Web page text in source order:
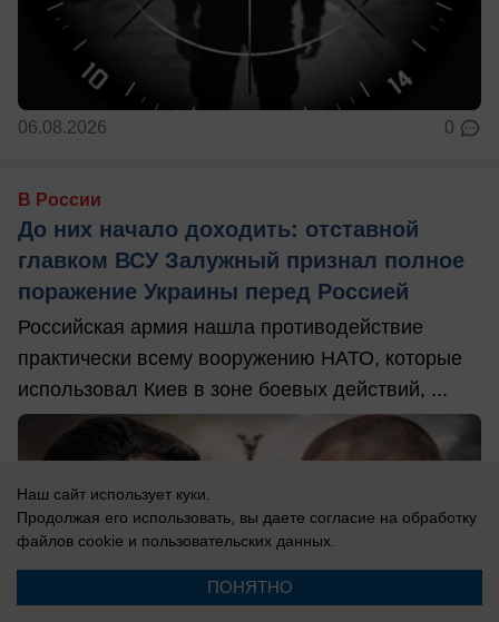
06.08.2026 0
В России
До них начало доходить: отставной
главком ВСУ Залужный признал полное
поражение Украины перед Россией
Российская армия нашла противодействие
практически всему вооружению НАТО, которые
использовал Киев в зоне боевых действий, ...
Наш сайт использует куки.
Продолжая его использовать, вы даете согласие на обработку
файлов cookie и пользовательских данных.
ПОНЯТНО